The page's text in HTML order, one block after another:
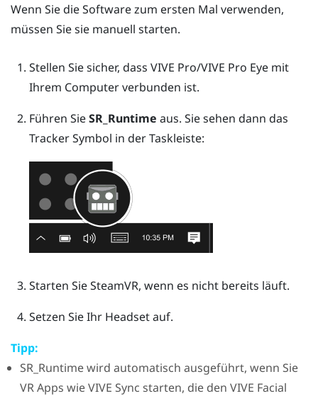
Wenn Sie die Software zum ersten Mal verwenden,
müssen Sie sie manuell starten.
Stellen Sie sicher, dass VIVE Pro/VIVE Pro Eyemit
Ihrem Computer verbunden ist.
Führen SieSR_Runtime aus. Sie sehen dann das
Tracker Symbol in der Taskleiste:
Starten SieSteamVR, wenn es nicht bereits läuft.
Setzen Sie Ihr Headset auf.
Tipp:
SR_Runtimewird automatisch ausgeführt, wenn Sie
VR Apps wieVIVE Sync starten, die den VIVE Facial